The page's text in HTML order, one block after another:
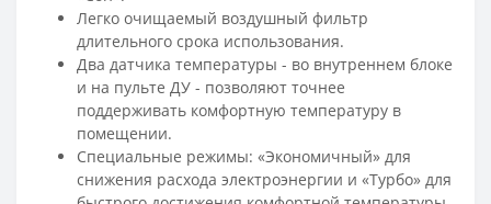
Легко очищаемый воздушный фильтр
длительного срока использования.
Два датчика температуры - во внутреннем блоке
и на пульте ДУ - позволяют точнее
поддерживать комфортную температуру в
помещении.
Специальные режимы: «Экономичный» для
снижения расхода электроэнергии и «Турбо» для